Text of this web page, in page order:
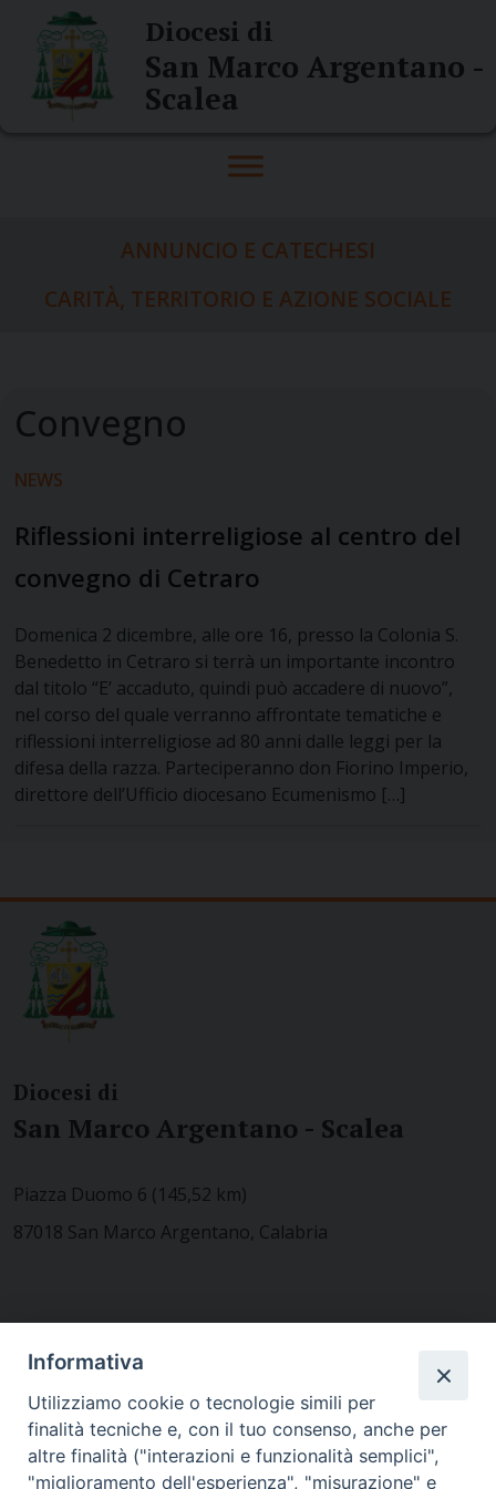
content
Diocesi di
San Marco Argentano -
Scalea
ANNUNCIO E CATECHESI
CARITÀ, TERRITORIO E AZIONE SOCIALE
NEWS
Riflessioni interreligiose al centro del
convegno di Cetraro
Domenica 2 dicembre, alle ore 16, presso la Colonia S.
Benedetto in Cetraro si terrà un importante incontro
dal titolo “E’ accaduto, quindi può accadere di nuovo”,
nel corso del quale verranno affrontate tematiche e
riflessioni interreligiose ad 80 anni dalle leggi per la
difesa della razza. Parteciperanno don Fiorino Imperio,
direttore dell’Ufficio diocesano Ecumenismo […]
Diocesi di
San Marco Argentano - Scalea
Piazza Duomo 6 (145,52 km)
87018 San Marco Argentano, Calabria
MODULISTICA
Informativa
Utilizziamo cookie o tecnologie simili per
finalità tecniche e, con il tuo consenso, anche per
altre finalità ("interazioni e funzionalità semplici",
"miglioramento dell'esperienza", "misurazione" e